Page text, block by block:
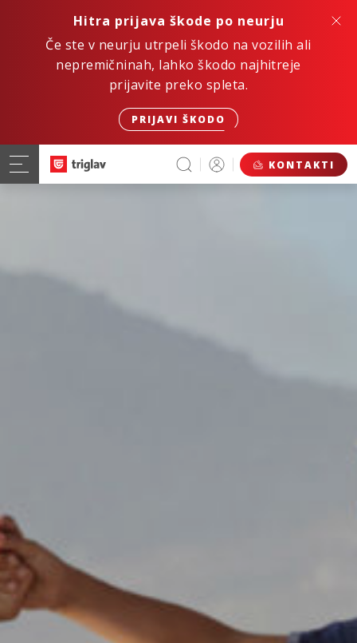
Hitra prijava škode po neurju
Če ste v neurju utrpeli škodo na vozilih ali
nepremičninah, lahko škodo najhitreje
prijavite preko spleta.
PRIJAVI ŠKODO
KONTAKTI